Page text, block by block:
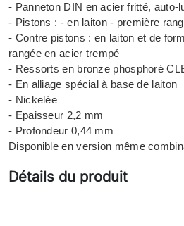
- Panneton DIN en acier fritté, auto-
- Pistons : - en laiton - première
- Contre pistons : en laiton et de
rangée en acier trempé
- Ressorts en bronze phosphoré
- En alliage spécial à base de laiton
- Nickelée
- Epaisseur 2,2 mm
- Profondeur 0,44 mm
Disponible en version même
Détails du produit